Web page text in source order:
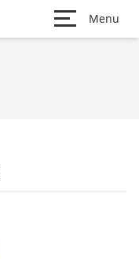
Menu